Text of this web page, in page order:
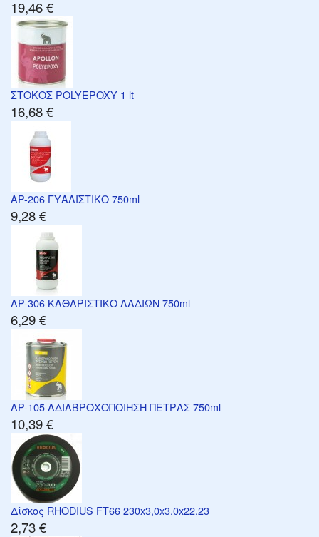
19,46 €
ΣΤΟΚΟΣ POLYEPOXY 1 lt
16,68 €
AP-206 ΓΥΑΛΙΣΤΙΚΟ 750ml
9,28 €
AP-306 ΚΑΘΑΡΙΣΤΙΚΟ ΛΑΔΙΩΝ 750ml
6,29 €
AP-105 ΑΔΙΑΒΡΟΧΟΠΟΙΗΣΗ ΠΕΤΡΑΣ 750ml
10,39 €
Δίσκος RHODIUS FT66 230x3,0x3,0x22,23
2,73 €